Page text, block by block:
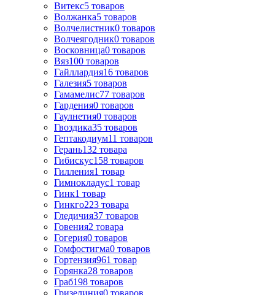
Витекс5 товаров
Волжанка5 товаров
Волчелистник0 товаров
Волчеягодник0 товаров
Восковница0 товаров
Вяз100 товаров
Гайллардия16 товаров
Галезия5 товаров
Гамамелис77 товаров
Гардения0 товаров
Гаулнетия0 товаров
Гвоздика35 товаров
Гептакодиум11 товаров
Герань132 товара
Гибискус158 товаров
Гилления1 товар
Гимнокладус1 товар
Гинк1 товар
Гинкго223 товара
Гледичия37 товаров
Говения2 товара
Гогерия0 товаров
Гомфостигма0 товаров
Гортензия961 товар
Горянка28 товаров
Граб198 товаров
Гризелиния0 товаров